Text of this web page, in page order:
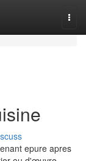
epure apres